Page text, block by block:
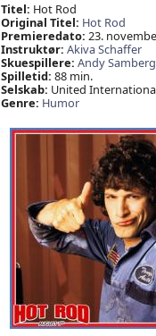
Titel: Hot Rod
Original Titel: Hot Rod
Premieredato: 23.
Instruktør: Akiva Schaffer
Skuespillere: Andy
Spilletid: 88 min.
Selskab: United
Genre: Humor